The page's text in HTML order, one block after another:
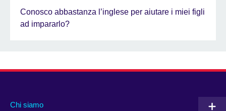
Conosco abbastanza l’inglese per aiutare i miei figli
ad impararlo?
Chi siamo